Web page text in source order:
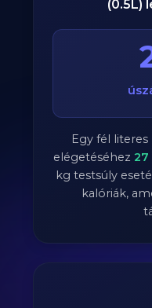
(0.5L)
Egy fél literes
elégetéséhez 27
kg testsúly
kalóriák,